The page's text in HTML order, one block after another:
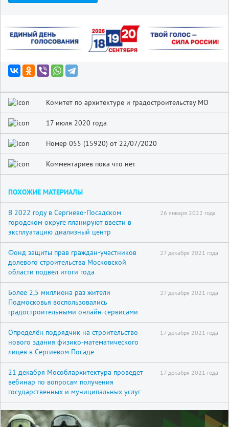
Комитет по архитектуре и градостроительству МО
17 июля 2020 года
Номер 055 (15920) от 22/07/2020
Комментариев пока что нет
ПОХОЖИЕ МАТЕРИАЛЫ
В 2022 году в Сергиево-Посадском
городском округе планируют ввести в
эксплуатацию диализный центр
26 января 2022 года
Фонд защиты прав граждан-участников
долевого строительства Московской
области подвёл итоги года
27 декабря 2021 года
Более 2,5 миллиона раз жители
Подмосковья воспользовались
градостроительными онлайн-сервисами
27 декабря 2021 года
Определён подрядчик на строительство
нового здания физико-математического
лицея в Сергиевом Посаде
17 декабря 2021 года
21 декабря Мособлархитектура проведет
вебинар по вопросам получения
государственных и муниципальных услуг
17 декабря 2021 года